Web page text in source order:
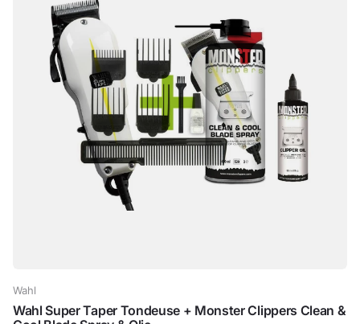
Wahl
Wahl Super Taper Tondeuse + Monster Clippers Clean &